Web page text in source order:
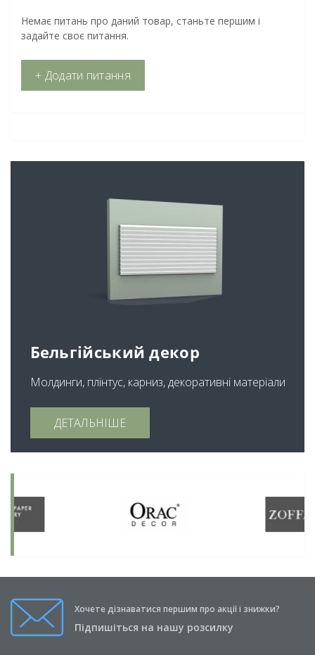
Немає питань про даний товар, станьте першим і
задайте своє питання.
+ Додати питання
Бельгійський декор
Молдинги, плінтус, карниз, декоративні матеріали
ДЕТАЛЬНІШЕ
Хочете дізнаватися першим про акції і знижки?
Підпишіться на нашу розсилку